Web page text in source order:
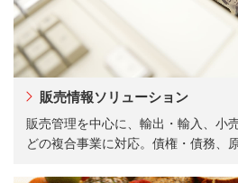
販売情報ソリューション
販売管理を中心に、輸出・輸入、小
どの複合事業に対応。債権・債務、